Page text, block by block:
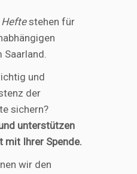
stehen für
Saarland.
und
der
sichern?
unterstützen
mit Ihrer Spende.
wir den